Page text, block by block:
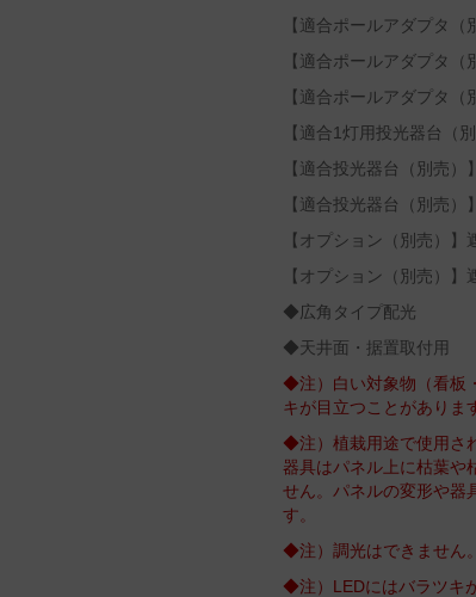
【適合ポールアダプタ
【適合ポールアダプタ
【適合ポールアダプタ
【適合1灯用投光器台（
【適合投光器台（別売）
【適合投光器台（別売
【オプション（別売）
【オプション（別売）
◆広角タイプ配光
◆天井面・据置取付用
◆注）白い対象物（看板
キが目立つことがありま
◆注）植栽用途で使用さ
器具はパネル上に枯葉や
せん。パネルの変形や器
す。
◆注）調光はできません。
◆注）LEDにはバラツキ